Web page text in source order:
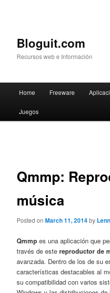
Bloguit.com
Recursos web e Información
Skip
to
Home Freeware
Juegos
Qmmp:
música
Posted onMarch 11, 2014by
Qmmp es una aplicación que
través de estereproductor de
avanzada. Dentro de los de su
características destacables al
su compatibilidad con varios